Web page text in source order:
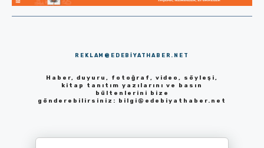
REKLAM@EDEBIYATHABER.NET
Haber, duyuru, fotoğraf, video, söyleşi,
kitap tanıtım yazılarını ve basın
bültenlerini bize
gönderebilirsiniz: bilgi@edebiyathaber.net